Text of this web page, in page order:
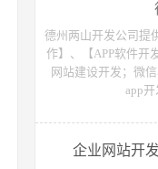
德州两山开发公司提
作】、【APP软件开
网站建设开发；微
app开
企业网站开发